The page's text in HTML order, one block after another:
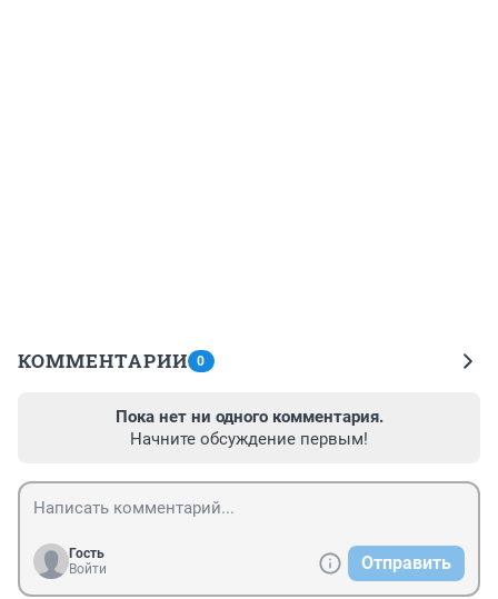
КОММЕНТАРИИ 0
Пока нет ни одного комментария.
Начните обсуждение первым!
Гость
Войти
Отправить